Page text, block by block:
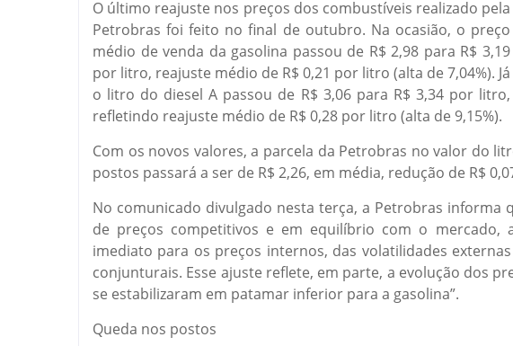
O último reajuste nos preços dos combustíveis realizado pela
Petrobras foi feito no final de outubro. Na ocasião, o preço
médio de venda da gasolina passou de R$ 2,98 para R$ 3,19
por litro, reajuste médio de R$ 0,21 por litro (alta de 7,04%). Já
o litro do diesel A passou de R$ 3,06 para R$ 3,34 por litro,
refletindo reajuste médio de R$ 0,28 por litro (alta de 9,15%).
Com os novos valores, a parcela da Petrobras no valor do
postos passará a ser de R$ 2,26, em média, redução de R$
No comunicado divulgado nesta terça, a Petrobras informa
de preços competitivos e em equilíbrio com o mercado,
imediato para os preços internos, das volatilidades
conjunturais. Esse ajuste reflete, em parte, a evolução dos
se estabilizaram em patamar inferior para a gasolina”.
Queda nos postos